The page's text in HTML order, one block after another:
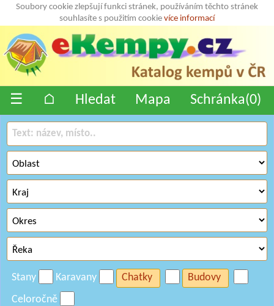
Soubory cookie zlepšují funkci stránek, používáním těchto stránek
souhlasíte s použitím cookie více informací
☰ ⌂ Hledat Mapa Schránka(0)
Stany Karavany Chatky
Budovy
Celoročně